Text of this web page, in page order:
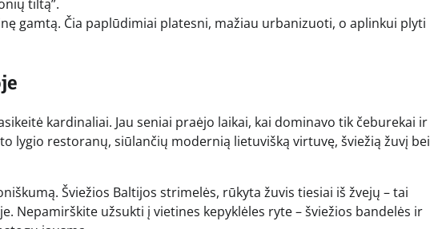
tiltą”.
gamtą. Čia paplūdimiai platesni, mažiau urbanizuoti, o aplinkui plyti
kardinaliai. Jau seniai praėjo laikai, kai dominavo tik čeburekai ir
lygio restoranų, siūlančių modernią lietuvišką virtuvę, šviežią žuvį bei
Šviežios Baltijos strimelės, rūkyta žuvis tiesiai iš žvejų – tai
Nepamirškite užsukti į vietines kepyklėles ryte – šviežios bandelės ir